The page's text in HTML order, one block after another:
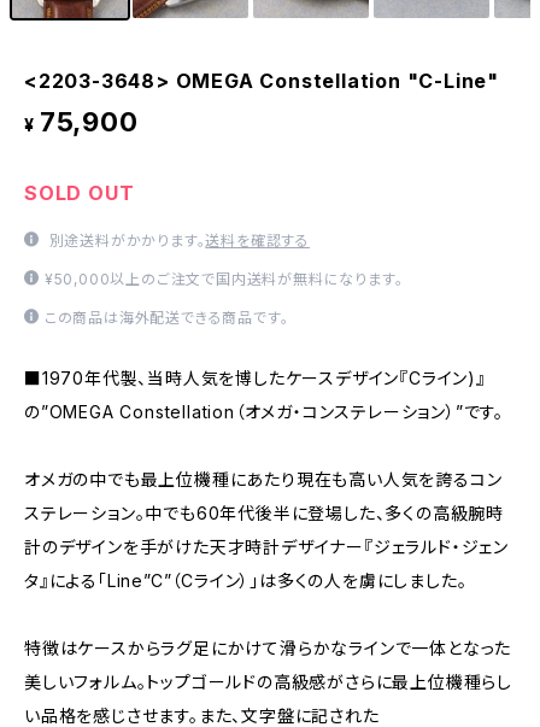
<2203-3648> OMEGA Constellation "C-Line"
¥ 75,900
SOLD OUT
別途送料がかかります。送料を確認する
¥50,000以上のご注文で国内送料が無料になります。
この商品は海外配送できる商品です。
■1970年代製、当時人気を博したケースデザイン『Cライン)』
の”OMEGA Constellation（オメガ・コンステレーション）”です。
オメガの中でも最上位機種にあたり現在も高い人気を誇るコン
ステレーション。中でも60年代後半に登場した、多くの高級腕時
計のデザインを手がけた天才時計デザイナー『ジェラルド・ジェン
タ』による「Line”C”（Cライン）」は多くの人を虜にしました。
特徴はケースからラグ足にかけて滑らかなラインで一体となった
美しいフォルム。トップゴールドの高級感がさらに最上位機種らし
い品格を感じさせます。また、文字盤に記された